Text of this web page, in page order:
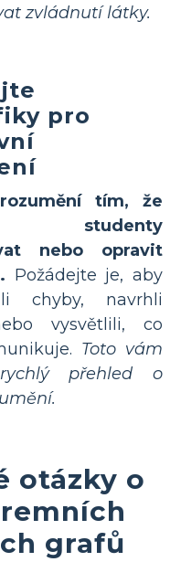
zvládnutí látky.
pro
tím, že
studenty
nebo opravit
Požádejte je, aby
chyby, navrhli
vysvětlili, co
Toto vám
přehled o
otázky o
grafů